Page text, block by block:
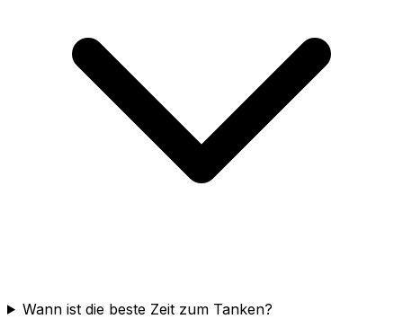
Wann ist die beste Zeit zum Tanken?